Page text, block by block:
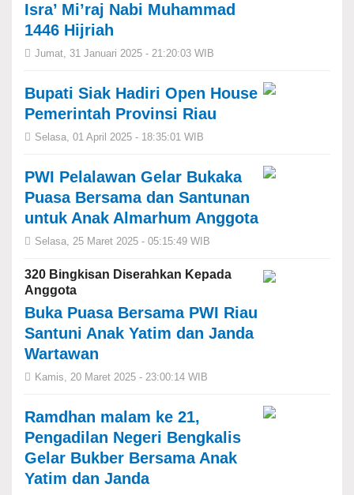
Isra’ Mi’raj Nabi Muhammad
1446 Hijriah
Jumat, 31 Januari 2025 - 21:20:03 WIB
Bupati Siak Hadiri Open House
Pemerintah Provinsi Riau
Selasa, 01 April 2025 - 18:35:01 WIB
PWI Pelalawan Gelar Bukaka
Puasa Bersama dan Santunan
untuk Anak Almarhum Anggota
Selasa, 25 Maret 2025 - 05:15:49 WIB
320 Bingkisan Diserahkan Kepada
Anggota
Buka Puasa Bersama PWI Riau
Santuni Anak Yatim dan Janda
Wartawan
Kamis, 20 Maret 2025 - 23:00:14 WIB
Ramdhan malam ke 21,
Pengadilan Negeri Bengkalis
Gelar Bukber Bersama Anak
Yatim dan Janda